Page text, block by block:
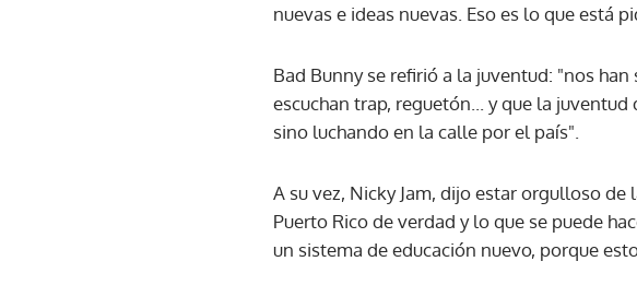
nuevas e ideas nuevas. Eso es lo que está
Bad Bunny se refirió a la juventud: "nos
escuchan trap, reguetón... y que la
sino luchando en la calle por el país".
A su vez, Nicky Jam, dijo estar orgulloso
Puerto Rico de verdad y lo que se puede
un sistema de educación nuevo, porque